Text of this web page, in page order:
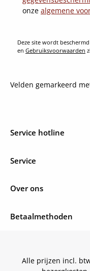
onze algemene
Deze site wordt
en Gebruiksvoorwaarden
Velden gemarkeerd
Service hotline
Service
Over ons
Betaalmethoden
Alle prijzen incl.